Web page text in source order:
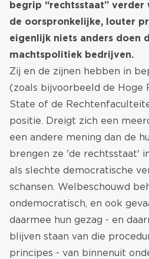
begrip “rechtsstaat” verder
de oorspronkelijke, louter
eigenlijk niets anders doen
machtspolitiek bedrijven.
Zij en de zijnen hebben in
(zoals bijvoorbeeld de Hoge
State of de
positie. Dreigt zich een
een andere mening dan de
brengen ze 'de rechtsstaat'
als slechte democratische
schansen. Welbeschouwd
ondemocratisch, en ook
daarmee hun gezag - en
blijven staan van die
principes - van binnenuit